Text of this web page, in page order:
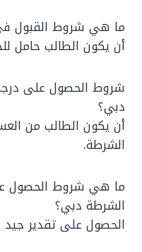
ما هي شروط القبول
أن يكون الطالب حامل
شروط الحصول على
دبي؟
أن يكون الطالب من
الشرطة.
ما هي شروط الحصول
الشرطة دبي؟
الحصول على تقدير